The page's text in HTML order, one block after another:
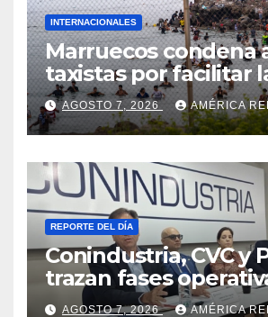
INTERNACIONALES
Marruecos condena
taxistas por facilitar
migración irregular
Ceuta
AGOSTO 7, 2026 AMÉRICA
REPORTE DEL DÍA
Conindustria, CVC y
trazan fases
reconstruir a
AGOSTO 7, 2026 AMÉRICA